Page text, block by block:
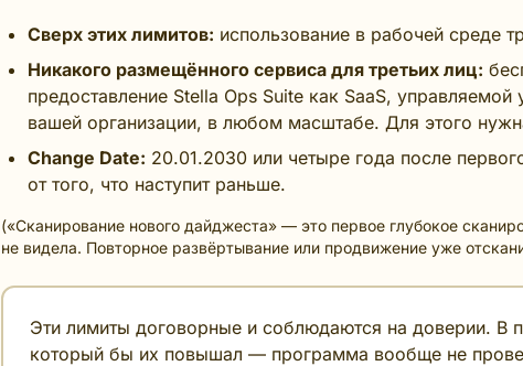
Сверх этих лимитов: использование в рабочей среде
Никакого размещённого сервиса для третьих лиц:
предоставление Stella Ops Suite как SaaS,
вашей организации, в любом масштабе. Для этого
Change Date: 20.01.2030 или четыре года после
от того, что наступит раньше.
(«Сканирование нового дайджеста» — это первое глубокое
не видела. Повторное развёртывание или продвижение уже
Эти лимиты договорные и соблюдаются на доверии. В
который бы их повышал — программа вообще не